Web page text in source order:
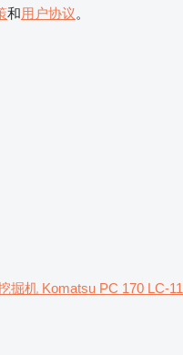
和用户协议。
掘机 Komatsu PC 170 LC-11